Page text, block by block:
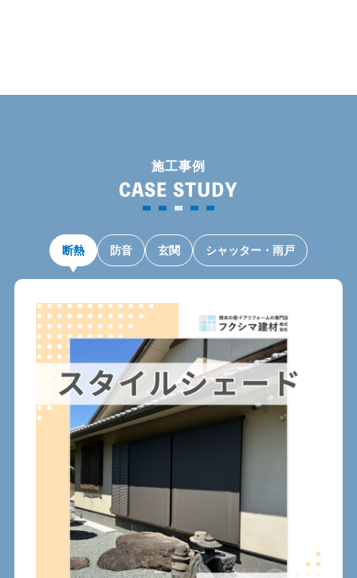
施工事例
CASE STUDY
断熱 防音 玄関 シャッター・雨戸